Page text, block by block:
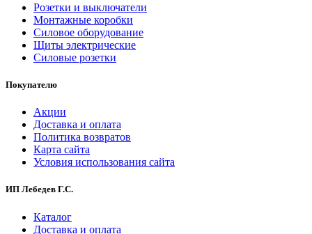
Розетки и выключатели
Монтажные коробки
Силовое оборудование
Щиты электрические
Силовые розетки
Покупателю
Акции
Доставка и оплата
Политика возвратов
Карта сайта
Условия использования сайта
ИП Лебедев Г.С.
Каталог
Доставка и оплата